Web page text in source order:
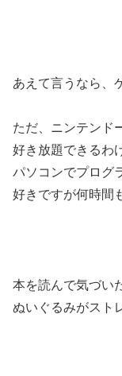
あえて言うなら、
ただ、ニンテンド
好き放題できるわ
パソコンでプログ
好きですが何時間
本を読んで気づい
ぬいぐるみがスト